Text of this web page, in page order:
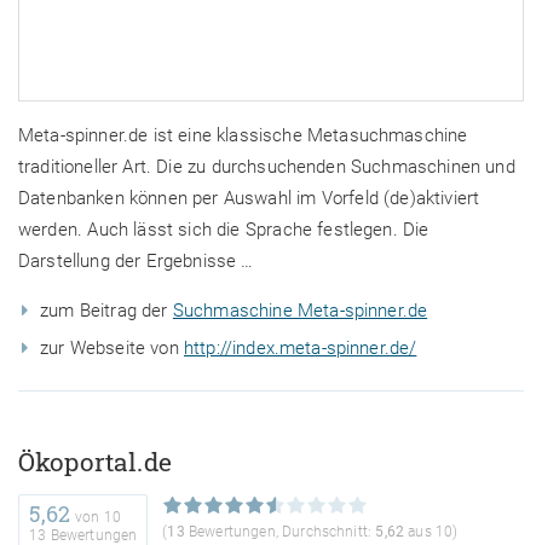
Meta-spinner.de ist eine klassische Metasuchmaschine
traditioneller Art. Die zu durchsuchenden Suchmaschinen und
Datenbanken können per Auswahl im Vorfeld (de)aktiviert
werden. Auch lässt sich die Sprache festlegen. Die
Darstellung der Ergebnisse …
zum Beitrag der Suchmaschine Meta-spinner.de
zur Webseite von http://index.meta-spinner.de/
Ökoportal.de
5,62 von 10
13 Bewertungen
(13 Bewertungen, Durchschnitt: 5,62aus 10)